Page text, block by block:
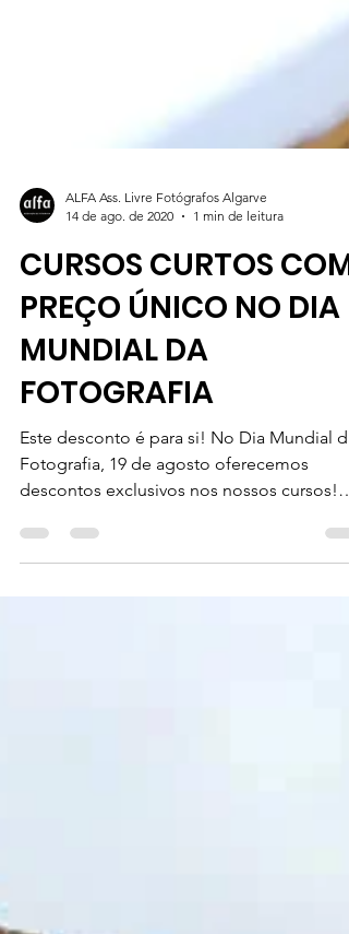
ALFA Ass. Livre Fotógrafos Algarve
14 de ago. de 2020
1 min de leitura
CURSOS CURTOS COM
PREÇO ÚNICO NO DIA
MUNDIAL DA
FOTOGRAFIA
Este desconto é para si! No Dia Mundial da
descontos exclusivos nos nossos cursos!
Todos os que se...